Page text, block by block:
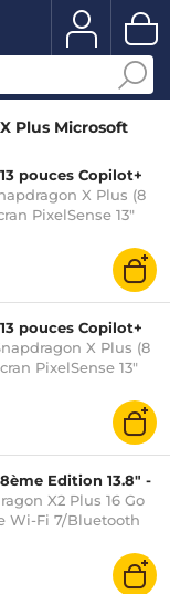
Plus Microsoft
pouces Copilot+
X Plus (8
PixelSense 13"
Windows 11
pouces Copilot+
X Plus (8
PixelSense 13"
Windows 11
Edition 13.8" -
X2 Plus 16 Go
Wi-Fi 7/Bluetooth